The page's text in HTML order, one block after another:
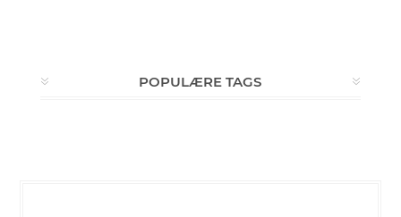
POPULÆRE TAGS